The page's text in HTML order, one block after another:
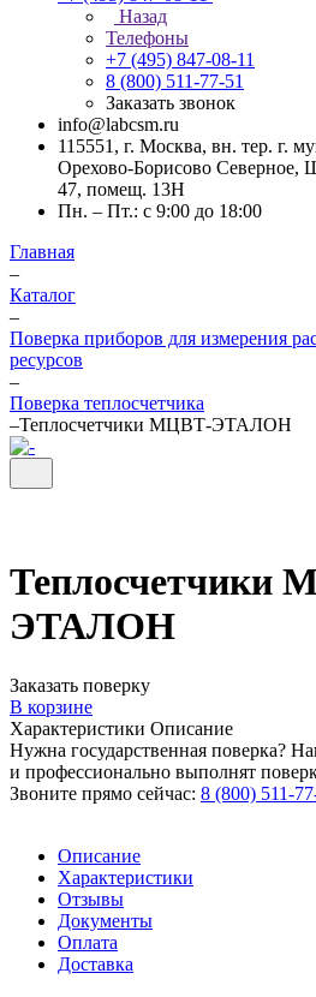
Назад
Телефоны
+7 (495) 847-08-11
8 (800) 511-77-51
Заказать звонок
info@labcsm.ru
115551, г. Москва, вн. тер. г.
Орехово-Борисово Северное,
47, помещ. 13Н
Пн. – Пт.: с 9:00 до 18:00
Главная
–
Каталог
–
Поверка приборов для измерения
ресурсов
–
Поверка теплосчетчика
–Теплосчетчики МЦВТ-ЭТАЛОН
Теплосчетчики
ЭТАЛОН
Заказать поверку
В корзине
Характеристики Описание
Нужна государственная поверка?
и профессионально выполнят
Звоните прямо сейчас: 8 (800) 511-
Описание
Характеристики
Отзывы
Документы
Оплата
Доставка